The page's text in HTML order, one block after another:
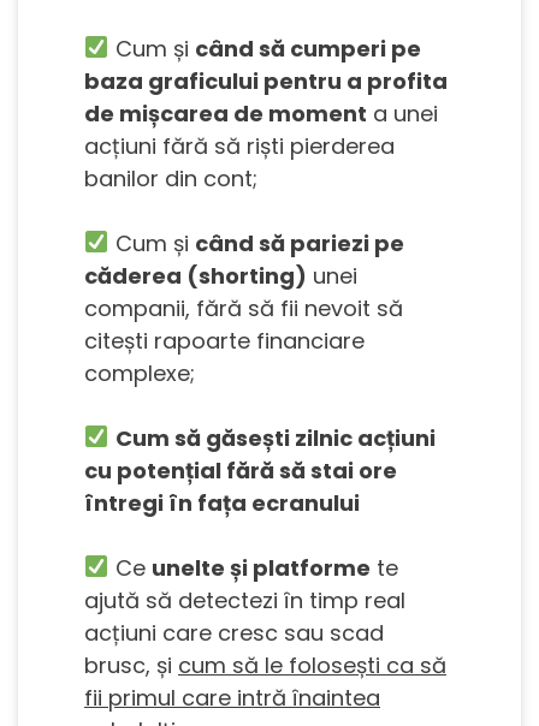
Cum și când să cumperi pe
baza graficului pentru a profita
de mișcarea de moment a unei
acțiuni fără să riști pierderea
banilor din cont;
Cum și când să pariezi pe
căderea (shorting) unei
companii, fără să fii nevoit să
citești rapoarte financiare
complexe;
Cum să găsești zilnic acțiuni
cu potențial fără să stai ore
întregi în fața ecranului
Ce unelte și platforme te
ajută să detectezi în timp real
acțiuni care cresc sau scad
brusc, și cum să le folosești ca să
fii primul care intră înaintea